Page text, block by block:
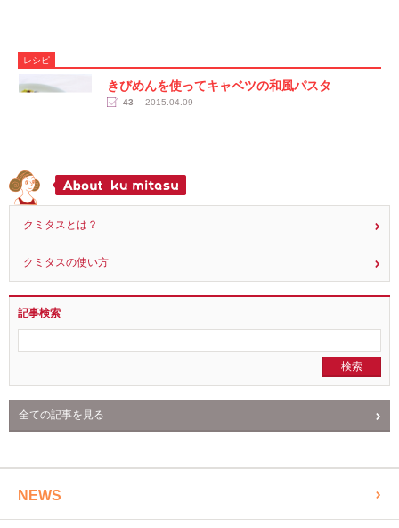
レシピ
きびめんを使ってキャベツの和風パスタ
43 2015.04.09
クミタスとは？
クミタスの使い方
記事検索
全ての記事を見る
NEWS